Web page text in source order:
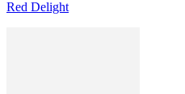
Red Delight